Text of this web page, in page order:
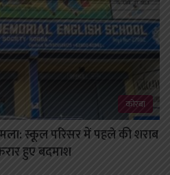
कोरबा
स्कूल परिसर में पहले की शराब
हुए बदमाश